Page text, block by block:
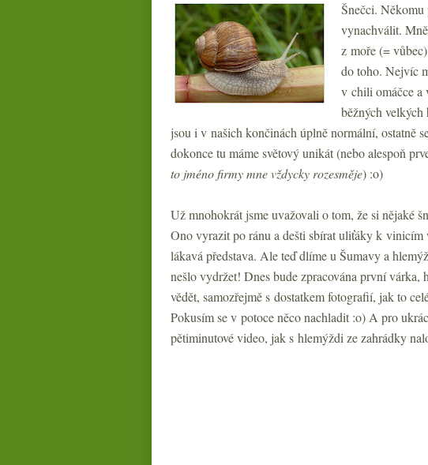
Šnečci.
vynachválit.
z moře (=
do toho. Nejvíc
v chili omáčce a
běžných
jsou i v našich končinách úplně normální, ostatně
dokonce tu máme světový unikát (nebo alespoň
to jméno firmy mne vždycky rozesměje) :o)
Už mnohokrát jsme uvažovali o tom, že si nějaké
Ono vyrazit po ránu a dešti sbírat uliťáky k
lákavá představa. Ale teď dlíme u Šumavy a
nešlo vydržet! Dnes bude zpracována první
vědět, samozřejmě s dostatkem fotografií, jak to
Pokusím se v potoce něco nachladit :o) A pro
pětiminutové video, jak s hlemýždi ze zahrádky